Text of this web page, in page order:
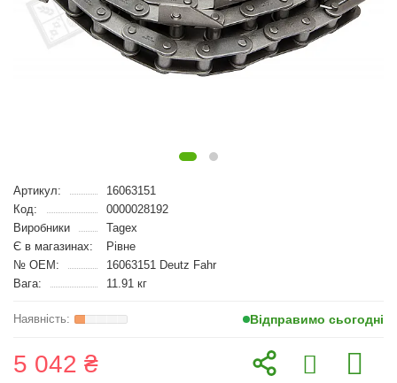
Артикул:
16063151
Код:
0000028192
Виробники
Tagex
Є в магазинах:
Рівне
№ OEM:
16063151 Deutz Fahr
Вага:
11.91 кг
Відправимо сьогодні
5 042 ₴